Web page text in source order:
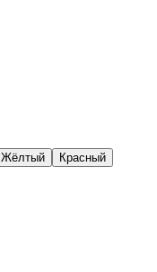
Жёлтый
Красный